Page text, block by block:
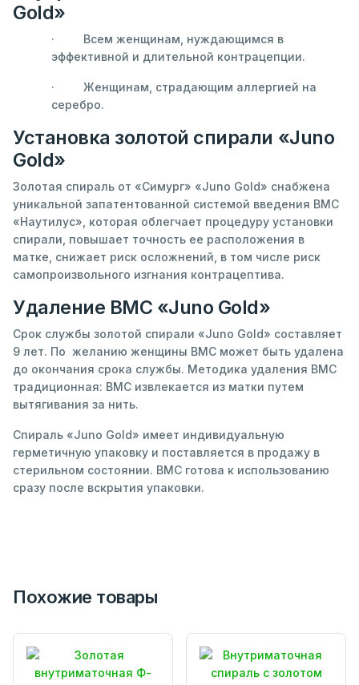
Gold»
· Всем женщинам, нуждающимся в
эффективной и длительной контрацепции.
· Женщинам, страдающим аллергией на
серебро.
Установка золотой спирали «Juno
Gold»
Золотая спираль от «Симург» «Juno Gold» снабжена
уникальной запатентованной системой введения ВМС
«Наутилус», которая облегчает процедуру установки
спирали, повышает точность ее расположения в
матке, снижает риск осложнений, в том числе риск
самопроизвольного изгнания контрацептива.
Удаление ВМС «Juno Gold»
Срок службы золотой спирали «Juno Gold» составляет
9 лет. По желанию женщины ВМС может быть удалена
до окончания срока службы. Методика удаления ВМС
традиционная: ВМС извлекается из матки путем
вытягивания за нить.
Спираль «Juno Gold» имеет индивидуальную
герметичную упаковку и поставляется в продажу в
стерильном состоянии. ВМС готова к использованию
сразу после вскрытия упаковки.
Похожие товары